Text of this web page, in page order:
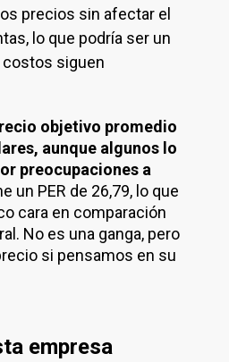
precios sin afectar el
lo que podría ser un
siguen
objetivo promedio
aunque algunos lo
preocupaciones a
un PER de 26,79, lo que
cara en comparación
No es una ganga, pero
si pensamos en su
empresa